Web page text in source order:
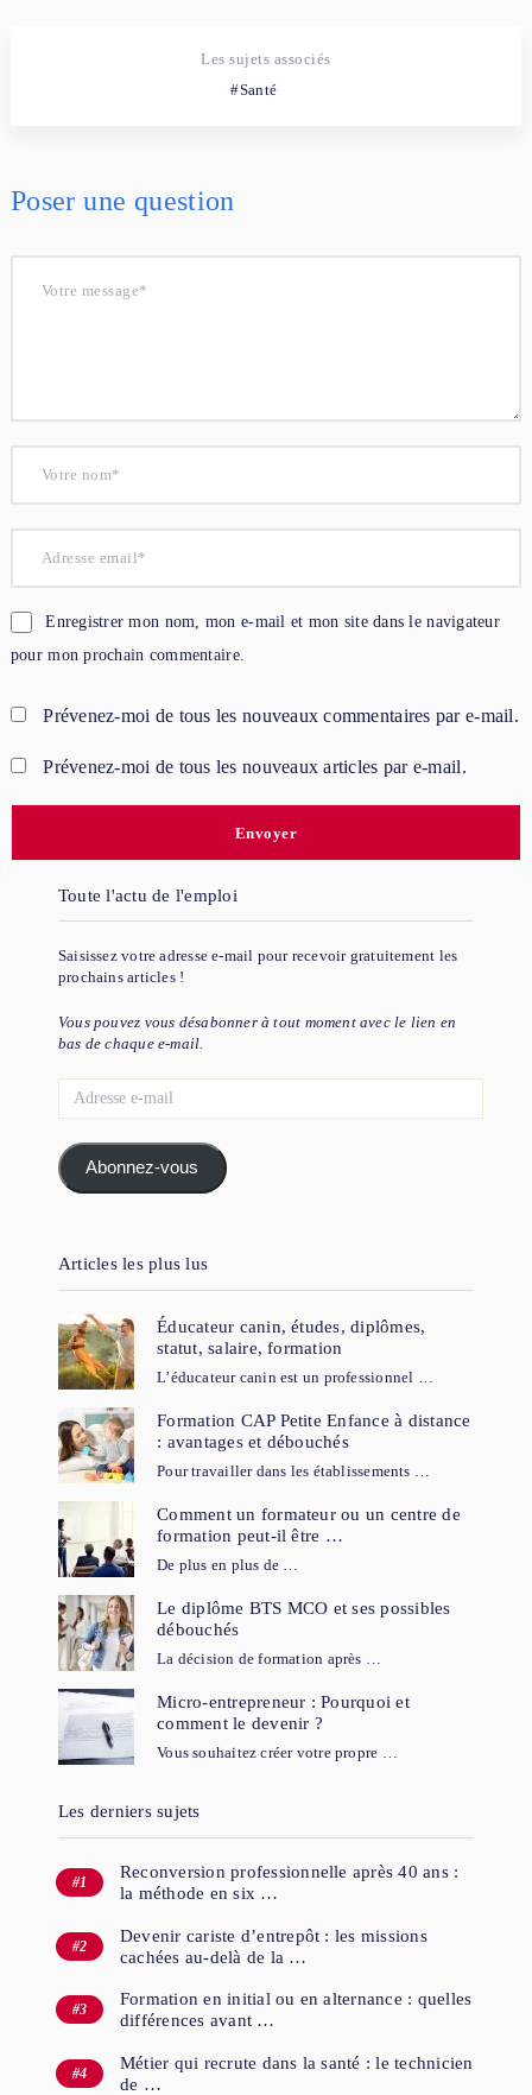
Les sujets associés
Santé
Poser une question
Enregistrer mon nom, mon e-mail et mon site dans le navigateur
pour mon prochain commentaire.
Prévenez-moi de tous les nouveaux commentaires par e-mail.
Prévenez-moi de tous les nouveaux articles par e-mail.
Toute l'actu de l'emploi
Saisissez votre adresse e-mail pour recevoir gratuitement les
prochains articles !
Vous pouvez vous désabonner à tout moment avec le lien en
bas de chaque e-mail.
Abonnez-vous
Articles les plus lus
Éducateur canin, études, diplômes,
statut, salaire, formation
L’éducateur canin est un professionnel …
Formation CAP Petite Enfance à distance
: avantages et débouchés
Pour travailler dans les établissements …
Comment un formateur ou un centre de
formation peut-il être …
De plus en plus de …
Le diplôme BTS MCO et ses possibles
débouchés
La décision de formation après …
Micro-entrepreneur : Pourquoi et
comment le devenir ?
Vous souhaitez créer votre propre …
Les derniers sujets
Reconversion professionnelle après 40 ans :
la méthode en six …
Devenir cariste d’entrepôt : les missions
cachées au-delà de la …
Formation en initial ou en alternance : quelles
différences avant …
Métier qui recrute dans la santé : le technicien
de …